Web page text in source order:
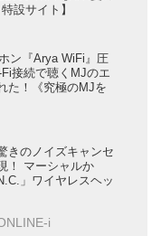
設サイト】
ン『Arya WiFi』圧
接続で聴くMJのエ
た！《究極のMJを
きのノイズキャンセ
！ マーシャルか
」ワイヤレスヘッ
i